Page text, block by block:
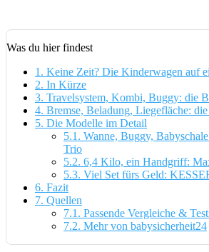
Was du hier findest
1. Keine Zeit? Die Kinderwagen auf
2. In Kürze
3. Travelsystem, Kombi, Buggy: die
4. Bremse, Beladung, Liegefläche:
5. Die Modelle im Detail
5.1. Wanne, Buggy,
Trio
5.2. 6,4 Kilo, ein Handgriff:
5.3. Viel Set fürs Geld:
6. Fazit
7. Quellen
7.1. Passende Vergleiche &
7.2. Mehr von babysicherheit24